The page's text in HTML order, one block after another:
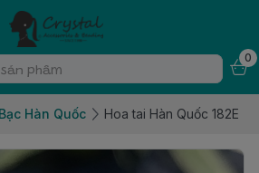
0
Hàn Quốc Hoa tai Hàn Quốc 182E